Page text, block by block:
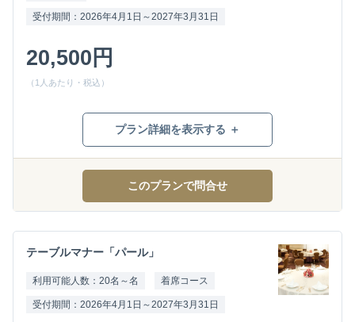
受付期間：2026年4月1日～2027年3月31日
20,500円
（1人あたり・税込）
プラン詳細を表示する ＋
このプランで問合せ
テーブルマナー「パール」
利用可能人数：20名～名 着席コース
受付期間：2026年4月1日～2027年3月31日